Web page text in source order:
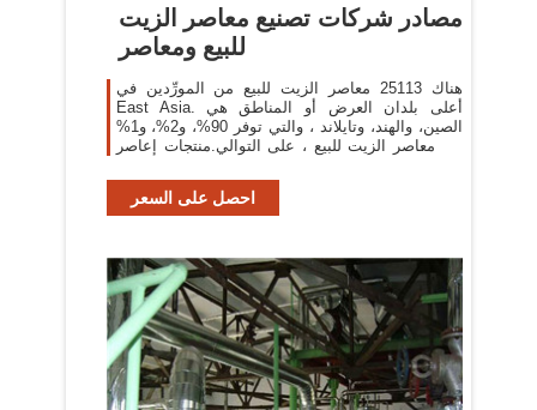
مصادر شركات تصنيع معاصر الزيت
للبيع ومعاصر
هناك 25113 معاصر الزيت للبيع من المورِّدين في
East Asia. أعلى بلدان العرض أو المناطق هي
الصين، والهند، وتايلاند ، والتي توفر 90%، و2%، و1%
من معاصر الزيت للبيع ، على التوالي.منتجات إعاصر
احصل على السعر